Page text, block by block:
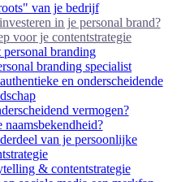
van je bedrijf
in je personal brand?
voor je contentstrategie
branding
branding specialist
en onderscheidende
vermogen?
van je persoonlijke
& contentstrategie